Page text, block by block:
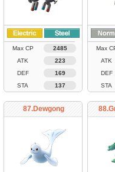
Max CP
2485
ATK
223
DEF
169
STA
137
Max
ATK
DEF
STA
87.Dewgong